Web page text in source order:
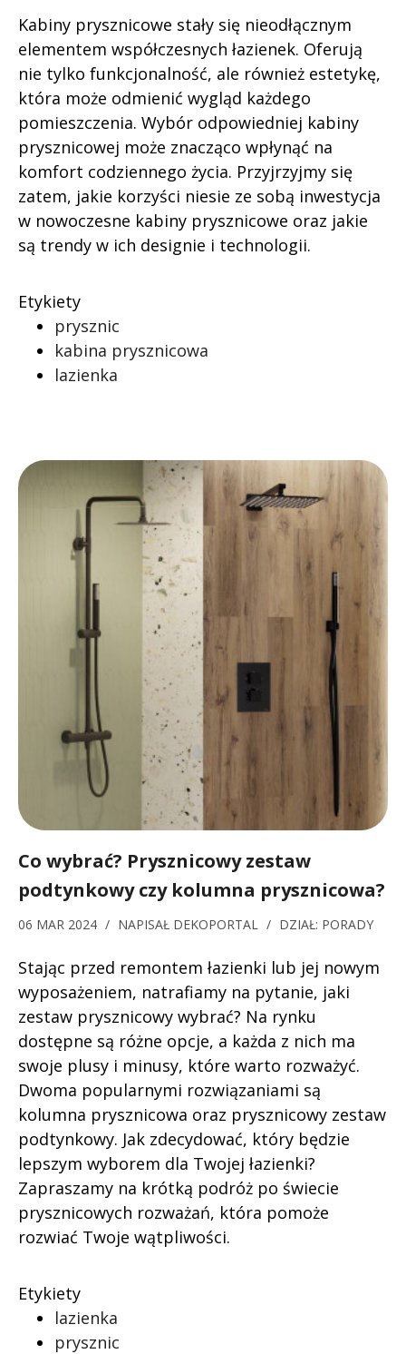
Kabiny prysznicowe stały się nieodłącznym
elementem współczesnych łazienek. Oferują
nie tylko funkcjonalność, ale również estetykę,
która może odmienić wygląd każdego
pomieszczenia. Wybór odpowiedniej kabiny
prysznicowej może znacząco wpłynąć na
komfort codziennego życia. Przyjrzyjmy się
zatem, jakie korzyści niesie ze sobą inwestycja
w nowoczesne kabiny prysznicowe oraz jakie
są trendy w ich designie i technologii.
Etykiety
prysznic
kabina prysznicowa
lazienka
Co wybrać? Prysznicowy zestaw
podtynkowy czy kolumna prysznicowa?
06 MAR 2024 / NAPISAŁ DEKOPORTAL / DZIAŁ: PORADY
Stając przed remontem łazienki lub jej nowym
wyposażeniem, natrafiamy na pytanie, jaki
zestaw prysznicowy wybrać? Na rynku
dostępne są różne opcje, a każda z nich ma
swoje plusy i minusy, które warto rozważyć.
Dwoma popularnymi rozwiązaniami są
kolumna prysznicowa oraz prysznicowy zestaw
podtynkowy. Jak zdecydować, który będzie
lepszym wyborem dla Twojej łazienki?
Zapraszamy na krótką podróż po świecie
prysznicowych rozważań, która pomoże
rozwiać Twoje wątpliwości.
Etykiety
lazienka
prysznic